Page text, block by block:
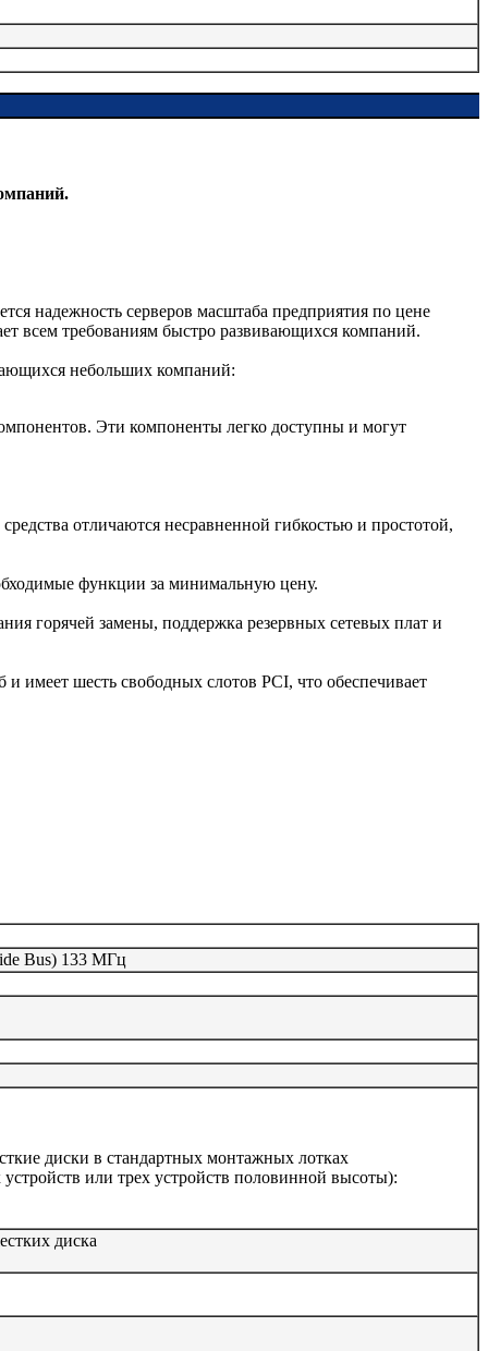
надежность серверов масштаба предприятия по цене
всем требованиям быстро развивающихся компаний.
небольших компаний:
Эти компоненты легко доступны и могут
отличаются несравненной гибкостью и простотой,
функции за минимальную цену.
горячей замены, поддержка резервных сетевых плат и
имеет шесть свободных слотов РСI, что обеспечивает
Bus) 133 МГц
диски в стандартных монтажных лотках
или трех устройств половинной высоты):
диска